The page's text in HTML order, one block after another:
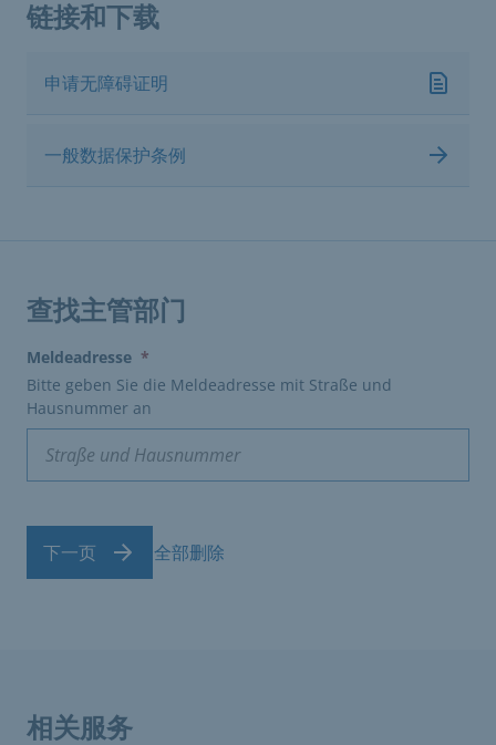
链接和下载
申请无障碍证明
一般数据保护条例
查找主管部门
Meldeadresse *
Bitte geben Sie die Meldeadresse mit Straße und
Hausnummer an
下一页 全部删除
相关服务